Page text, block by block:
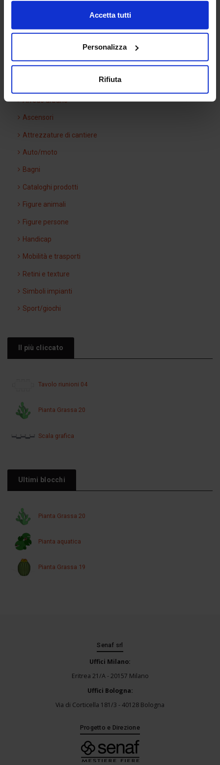
Accetta tutti
Personalizza
Rifiuta
Categorie Blocchi CAD
Arredi interni
Arredo urbano
Ascensori
Attrezzature di cantiere
Auto/moto
Bagni
Cataloghi prodotti
Figure animali
Figure persone
Handicap
Mobilità e trasporti
Retini e texture
Simboli impianti
Sport/giochi
Il più cliccato
Tavolo riunioni 04
Pianta Grassa 20
Scala grafica
Ultimi blocchi
Pianta Grassa 20
Pianta aquatica
Pianta Grassa 19
Senaf srl
Uffici Milano:
Eritrea 21/A - 20157 Milano
Uffici Bologna:
Via di Corticella 181/3 - 40128 Bologna
Progetto e Direzione